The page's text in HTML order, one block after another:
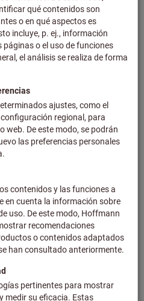
de envío no incluidos
empresariales después
de la compra
1-2 semanas. Para confirmar los
a contacto@hoffmann-